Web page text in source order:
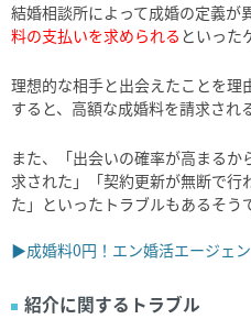
結婚相談所によって成婚の定義が
料の支払いを求められる といった
理想的な相手と出会えたことを理
すると、高額な成婚料を請求され
また、「出会いの確率が高まる
求された」「契約更新が無断で行
た」といったトラブルもあるそう
▶成婚料0円！エン婚活エージェ
紹介に関するトラブル